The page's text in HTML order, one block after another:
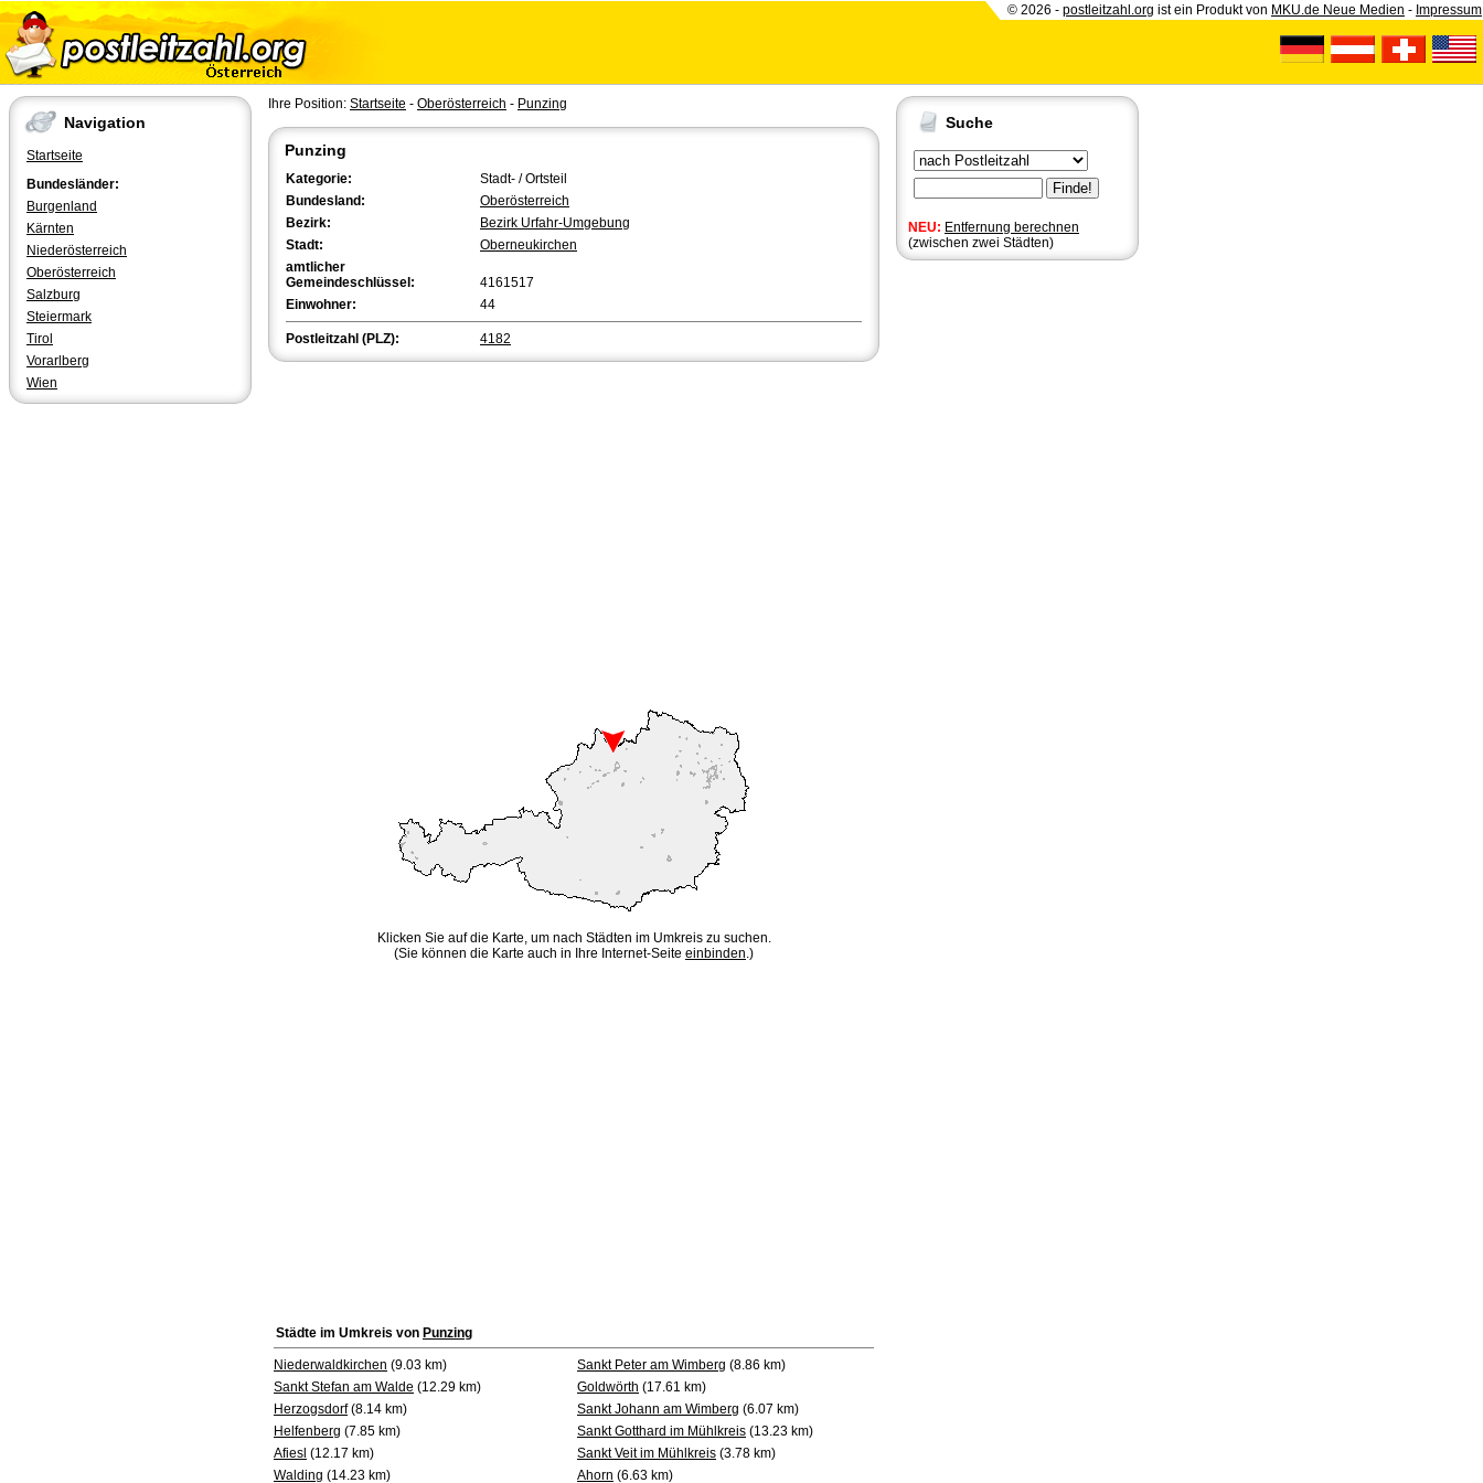
© 2026 - postleitzahl.org ist ein Produkt von MKU.de Neue Medien - Impressum
Navigation
Startseite
Bundesländer:
Burgenland
Kärnten
Niederösterreich
Oberösterreich
Salzburg
Steiermark
Tirol
Vorarlberg
Wien
Suche
NEU: Entfernung berechnen
(zwischen zwei Städten)
Ihre Position: Startseite - Oberösterreich - Punzing
Punzing
Kategorie:
Stadt- / Ortsteil
Bundesland:
Oberösterreich
Bezirk:
Bezirk Urfahr-Umgebung
Stadt:
Oberneukirchen
amtlicher
Gemeindeschlüssel:
4161517
Einwohner:
44
Postleitzahl (PLZ): 4182
Klicken Sie auf die Karte, um nach Städten im Umkreis zu suchen.
(Sie können die Karte auch in Ihre Internet-Seite einbinden.)
Städte im Umkreis von Punzing
Niederwaldkirchen (9.03 km) Sankt Peter am Wimberg (8.86 km)
Sankt Stefan am Walde (12.29 km) Goldwörth (17.61 km)
Herzogsdorf(8.14 km) Sankt Johann am Wimberg (6.07 km)
Helfenberg (7.85 km) Sankt Gotthard im Mühlkreis (13.23 km)
Afiesl (12.17 km) Sankt Veit im Mühlkreis (3.78 km)
Walding (14.23 km) Ahorn (6.63 km)